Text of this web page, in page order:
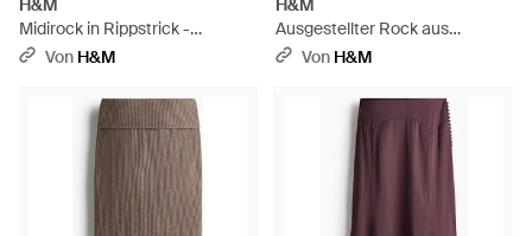
H&M
Midirock in Rippstrick -
Schwarz
Von H&M
H&M
Ausgestellter Rock aus
Leinengemisch - Blau
Von H&M